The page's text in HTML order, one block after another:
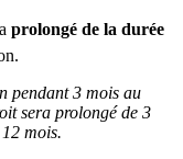
prolongé de la durée
pendant 3 mois au
sera prolongé de 3
mois.